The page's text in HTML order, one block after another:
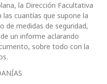
la Dirección Facultativa
cuantías que supone la
de medidas de seguridad,
un informe aclarando
sobre todo con la